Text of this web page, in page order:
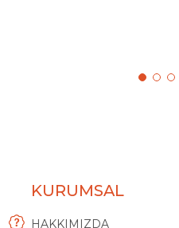
KURUMSAL
HAKKIMIZDA